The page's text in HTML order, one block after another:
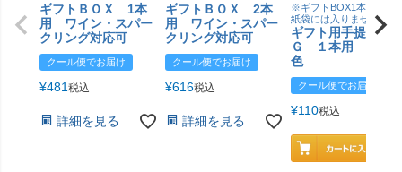
ギフトＢＯＸ 1本
用 ワイン・スパー
クリング対応可
クール便でお届け
¥481 税込
詳細を見る
ギフトＢＯＸ 2本
用 ワイン・スパー
クリング対応可
クール便でお届け
¥616税込
詳細を見る
※ギフトBOX1本用はこ
紙袋には入りません
ギフト用手提げＢ
Ｇ １本用 エン
色
クール便でお届け
¥110税込